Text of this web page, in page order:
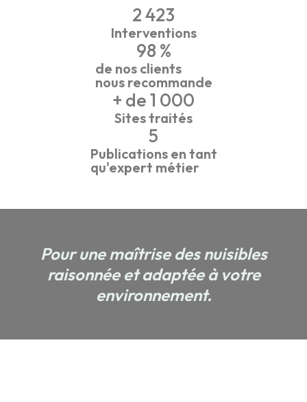
Interventions
2 423
de nos clients
nous recommande
98 %
Sites traités
+ de 1 000
Publications en tant
qu'expert métier
5
Pour une maîtrise des nuisibles
raisonnée et adaptée à votre
environnement.